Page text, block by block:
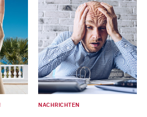
NACHRICHTEN